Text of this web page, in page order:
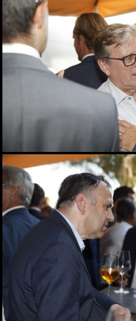
02.06.2026
Bitte lächeln! Diese Gäste
durften wir beim 28.
Stammtisch begrüßen
02.06.2026
Elefantenrunde zur Grazer
Gemeinderatswahl 2026
Biergarten-Opening am
Schlossberg
31.05.2026
Fußball-Legende Toni
Polster im Murpark
30.05.2026
Landessieger gekürt:
Lackner ist Weingut des
28.05.2026
Night of Young Leaders
2026